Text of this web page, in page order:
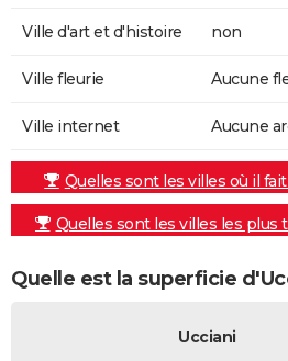
Ville d'art et d'histoire non
Ville fleurie Aucune
Ville internet Aucune
Quelles sont les villes où il
Quelles sont les villes les plus
Quelle est la superficie
Ucciani